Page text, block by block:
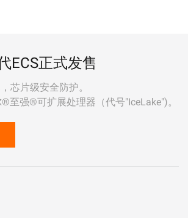
ECS正式发售
芯片级安全防护。
至强®可扩展处理器（代号"IceLake")。